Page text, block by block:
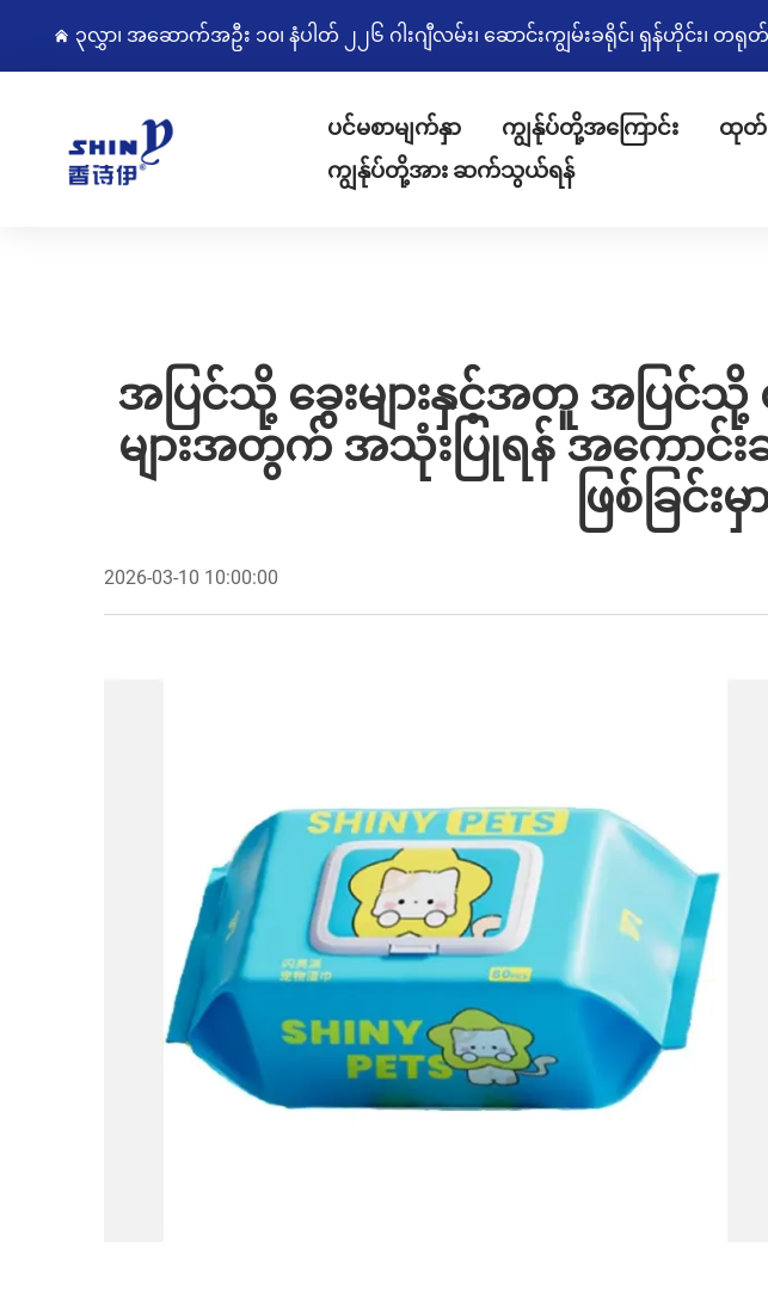
၃လွှာ၊ အဆောက်အဦး ၁၀၊ နံပါတ် ၂၂၆ ဂါးဂျီလမ်း၊ ဆောင်းကျွမ်းခရိုင်၊ ရှန်ဟိုင်း၊ တရုတ်
ပင်မစာမျက်နှာ ကျွန်ုပ်တို့အကြောင်း ထုတ်
ကျွန်ုပ်တို့အား ဆက်သွယ်ရန်
အပြင်သို့ ခွေးများနှင့်အတူ အပြင်
များအတွက် အသုံးပြုရန် အကောင်
ဖြစ်ခြင်
2026-03-10 10:00:00